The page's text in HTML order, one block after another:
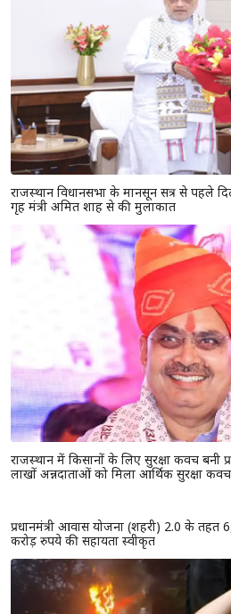
राजस्थान विधानसभा के मानसून सत्र से पहले
गृह मंत्री अमित शाह से की मुलाकात
राजस्थान में किसानों के लिए सुरक्षा कवच बनी
लाखों अन्नदाताओं को मिला आर्थिक सुरक्षा कवच